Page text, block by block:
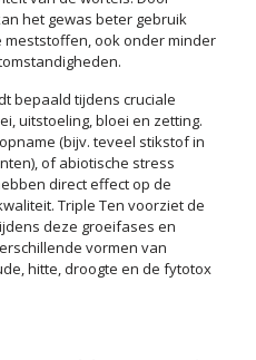
het gewas beter gebruik
ook onder minder
bepaald tijdens cruciale
uitstoeling, bloei en zetting.
(bijv. teveel stikstof in
of abiotische stress
direct effect op de
Triple Ten voorziet de
deze groeifases en
vormen van
hitte, droogte en de fytotox